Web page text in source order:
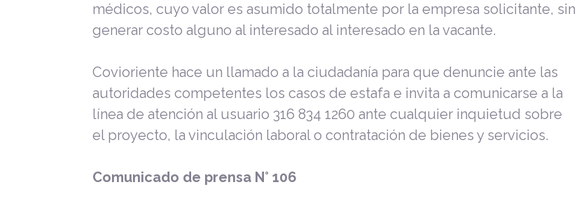
médicos, cuyo valor es asumido totalmente por la empresa solicitante, sin
generar costo alguno al interesado al interesado en la vacante.
Covioriente hace un llamado a la ciudadanía para que denuncie ante las
autoridades competentes los casos de estafa e invita a comunicarse a la
línea de atención al usuario 316 834 1260 ante cualquier inquietud sobre
el proyecto, la vinculación laboral o contratación de bienes y servicios.
Comunicado de prensa N° 106